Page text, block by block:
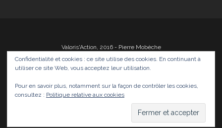
Valoris'Action, 2016 - Pierre Mobèche
Photos Films Divers Infos Médias
Confidentialité et cookies : ce site utilise des cookies. En continuant à
utiliser ce site Web, vous acceptez leur utilisation.
Pour en savoir plus, notamment sur la façon de contrôler les cookies,
consultez : Politique relative aux cookies